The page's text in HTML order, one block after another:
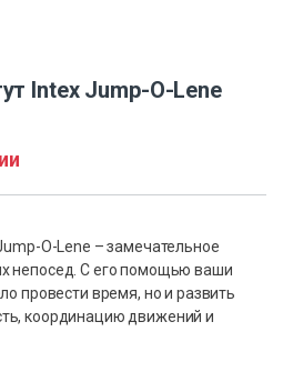
Intex Jump-O-Lene
O-Lene – замечательное
непосед. С его помощью ваши
провести время, но и развить
координацию движений и